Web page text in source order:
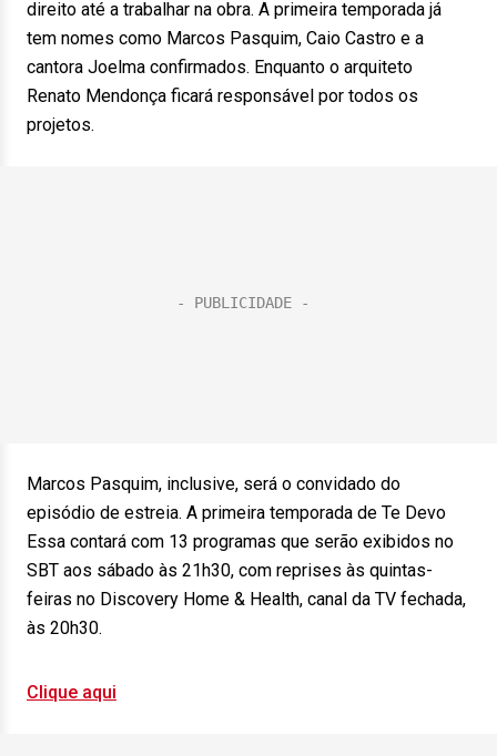
direito até a trabalhar na obra. A primeira temporada já
tem nomes como Marcos Pasquim, Caio Castro e a
cantora Joelma confirmados. Enquanto o arquiteto
Renato Mendonça ficará responsável por todos os
projetos.
Marcos Pasquim, inclusive, será o convidado do
episódio de estreia. A primeira temporada de Te Devo
Essa contará com 13 programas que serão exibidos no
SBT aos sábado às 21h30, com reprises às quintas-
feiras no Discovery Home & Health, canal da TV fechada,
às 20h30.
Clique aqui